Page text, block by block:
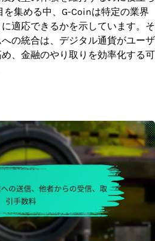
を集める中、G-Coinは特定の業界
適応できるかを示しています。そ
の統合は、デジタル通貨がユーザ
、金融のやり取りを効率化する可